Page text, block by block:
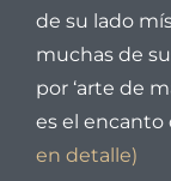
de su lado
muchas de
por ‘arte de
es el encanto
en detalle)